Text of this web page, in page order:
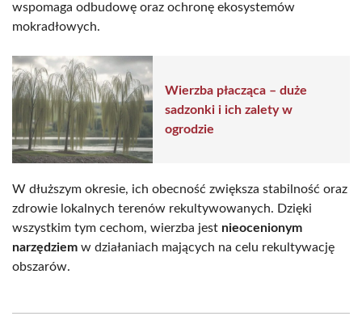
wspomaga odbudowę oraz ochronę ekosystemów
mokradłowych.
Wierzba płacząca – duże
sadzonki i ich zalety w
ogrodzie
W dłuższym okresie, ich obecność zwiększa stabilność oraz
zdrowie lokalnych terenów rekultywowanych. Dzięki
wszystkim tym cechom, wierzba jest nieocenionym
narzędziem w działaniach mających na celu rekultywację
obszarów.